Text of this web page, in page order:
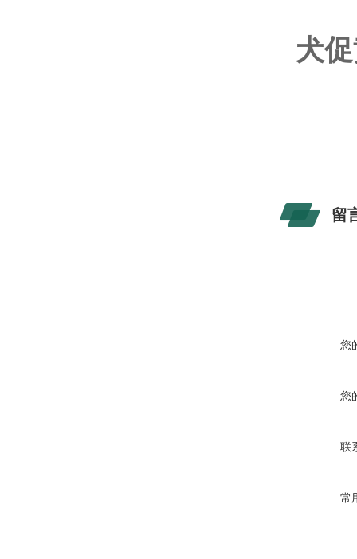
犬
留
您
您
联
常